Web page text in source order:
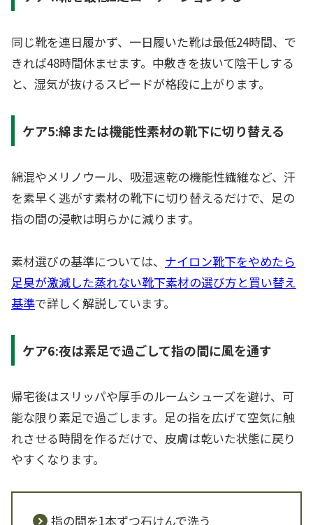
同じ靴を連日履かず、一日履いた靴は最低24時間、で
きれば48時間休ませます。中敷きを抜いて陰干しする
と、湿気が抜けるスピードが格段に上がります。
ケア5:綿または機能性素材の靴下に切り替える
綿混やメリノウール、吸湿速乾の機能性繊維など、汗
を素早く逃がす素材の靴下に切り替えるだけで、足の
指の間の浸軟は明らかに減ります。
素材選びの基準については、 ナイロン靴下をやめたら
足臭が激減した蒸れない靴下素材の選び方と買い替え
基準で詳しく解説しています。
ケア6:夜は素足で過ごして指の間に風を通す
帰宅後はスリッパや厚手のルームシューズを避け、可
能な限り素足で過ごします。足の指を広げて空気に触
れさせる時間を作るだけで、皮膚は乾いた状態に戻り
やすくなります。
指の間を1本ずつ石けんで洗う